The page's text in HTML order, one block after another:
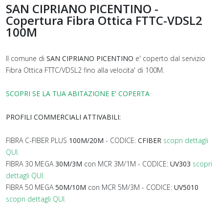
SAN CIPRIANO PICENTINO -
Copertura Fibra Ottica FTTC-VDSL2
100M
Il comune di SAN CIPRIANO PICENTINO e' coperto dal servizio
Fibra Ottica FTTC/VDSL2 fino alla velocita' di 100M.
SCOPRI SE LA TUA ABITAZIONE E' COPERTA
PROFILI COMMERCIALI ATTIVABILI:
FIBRA C-FIBER PLUS 100M/20M - CODICE: CFIBER scopri dettagli
QUI.
FIBRA 30 MEGA30M/3M con MCR 3M/1M - CODICE: UV303 scopri
dettagli QUI.
FIBRA 50 MEGA50M/10M con MCR 5M/3M - CODICE: UV5010
scopri dettagli QUI.